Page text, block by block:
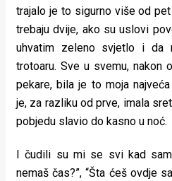
trajalo je to sigurno više od
trebaju dvije, ako su uslovi
uhvatim zeleno svjetlo i da
trotoaru. Sve u svemu, nakon
pekare, bila je to moja
je, za razliku od prve, imala
pobjedu slavio do kasno u noć.
I čudili su mi se svi kad sam
nemaš čas?”, “Šta ćeš ovdje